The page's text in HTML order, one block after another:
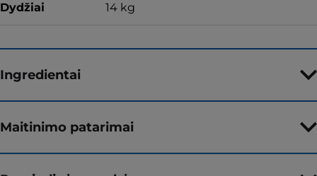
Dydžiai 14 kg
Ingredientai
Maitinimo patarimai